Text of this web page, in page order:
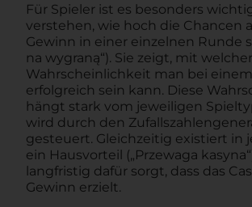
Für Spieler ist es besonders
verstehen, wie hoch die Chancen
Gewinn in einer einzelnen Runde
na wygraną“). Sie zeigt, mit welcher
Wahrscheinlichkeit man bei
erfolgreich sein kann. Diese
hängt stark vom jeweiligen
wird durch den
gesteuert. Gleichzeitig existiert in
ein Hausvorteil („Przewaga
langfristig dafür sorgt, dass das
Gewinn erzielt.